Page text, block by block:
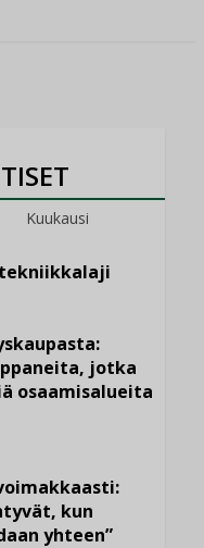
Kuukausi
jotka
osaamisalueita
kun
yhteen”